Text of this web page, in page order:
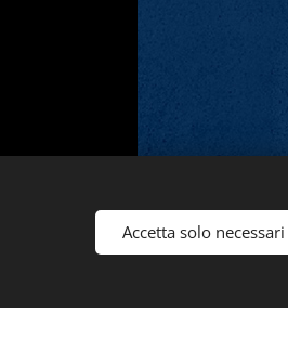
Accetta solo necessari